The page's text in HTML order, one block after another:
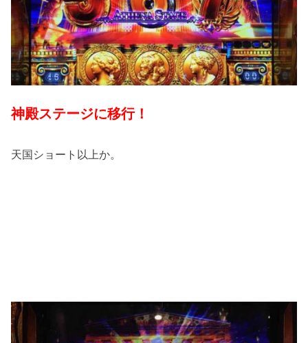
神殿ステージに移行！
天国ショート以上か。